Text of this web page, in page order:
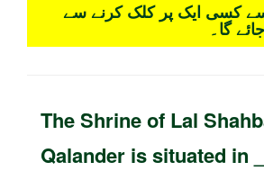
کسی ایک پر کلک کرنے سے
گا۔
The Shrine of Lal
Qalander is situated in